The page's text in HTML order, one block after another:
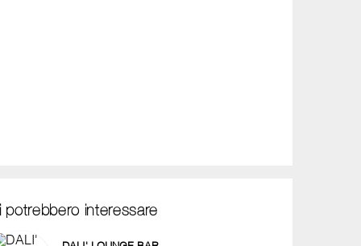
potrebbero interessare